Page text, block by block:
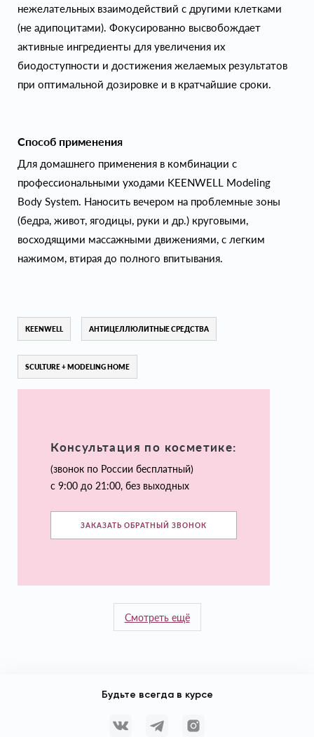
нежелательных взаимодействий с другими клетками
(не адипоцитами). Фокусированно высвобождает
активные ингредиенты для увеличения их
биодоступности и достижения желаемых результатов
при оптимальной дозировке и в кратчайшие сроки.
Способ применения
Для домашнего применения в комбинации с
профессиональными уходами KEENWELL Modeling
Body System. Наносить вечером на проблемные зоны
(бедра, живот, ягодицы, руки и др.) круговыми,
восходящими массажными движениями, с легким
нажимом, втирая до полного впитывания.
KEENWELL АНТИЦЕЛЛЮЛИТНЫЕ СРЕДСТВА
SCULTURE + MODELING HOME
Консультация по косметике:
(звонок по России бесплатный)
с 9:00 до 21:00, без выходных
ЗАКАЗАТЬ ОБРАТНЫЙ ЗВОНОК
Смотреть ещё
Будьте всегда в курсе